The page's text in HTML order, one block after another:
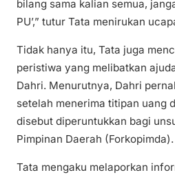
bilang sama kalian semua,
PU’,” tutur Tata menirukan
Tidak hanya itu, Tata juga
peristiwa yang melibatkan
Dahri. Menurutnya, Dahri
setelah menerima titipan uang
disebut diperuntukkan bagi
Pimpinan Daerah (Forkopimda).
Tata mengaku melaporkan